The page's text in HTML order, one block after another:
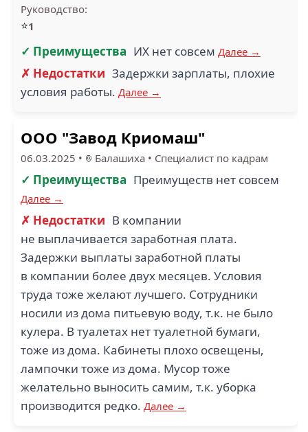
Руководство:
⭐1
✓ Преимущества ИХ нет совсем Далее →
✗ Недостатки Задержки зарплаты, плохие
условия работы. Далее →
ООО "Завод Криомаш"
06.03.2025 • Балашиха • Специалист по кадрам
✓ Преимущества Преимуществ нет совсем
Далее →
✗ Недостатки В компании
не выплачивается заработная плата.
Задержки выплаты заработной платы
в компании более двух месяцев. Условия
труда тоже желают лучшего. Сотрудники
носили из дома питьевую воду, т.к. не было
кулера. В туалетах нет туалетной бумаги,
тоже из дома. Кабинеты плохо освещены,
лампочки тоже из дома. Мусор тоже
желательно выносить самим, т.к. уборка
производится редко. Далее →